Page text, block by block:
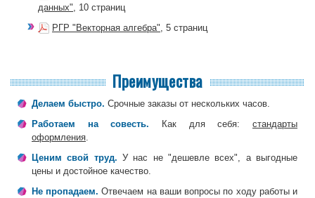
данных" , 10 страниц
РГР "Векторная алгебра" , 5 страниц
Преимущества
Делаем быстро. Срочные заказы от нескольких часов.
Работаем на совесть. Как для себя:стандарты
оформления
Ценим свой труд. У нас не "дешевле всех", а выгодные
цены и достойное качество.
Не пропадаем. Отвечаем на ваши вопросы по ходу работы и